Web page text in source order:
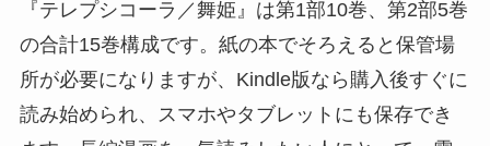
『テレプシコーラ／舞姫』は第1部10巻、第2部5巻
の合計15巻構成です。紙の本でそろえると保管場
所が必要になりますが、Kindle版なら購入後すぐに
読み始められ、スマホやタブレットにも保存でき